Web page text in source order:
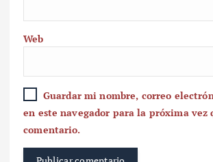
Web
Guardar mi nombre, correo
en este navegador para la próxima vez
comentario.